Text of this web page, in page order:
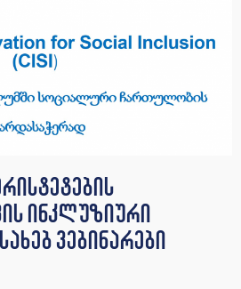
ინკლუზიური
ვებინარები